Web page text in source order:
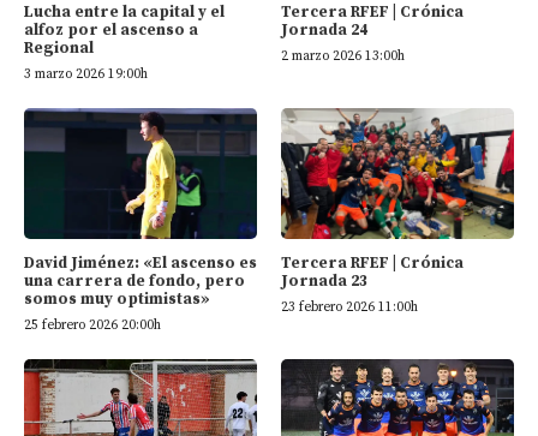
Lucha entre la capital y el
alfoz por el ascenso a
Regional
3 marzo 2026 19:00h
Tercera RFEF | Crónica
Jornada 24
2 marzo 2026 13:00h
David Jiménez: «El ascenso es
una carrera de fondo, pero
somos muy optimistas»
25 febrero 2026 20:00h
Tercera RFEF | Crónica
Jornada 23
23 febrero 2026 11:00h